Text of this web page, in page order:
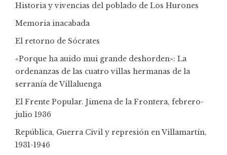
Historia y vivencias del poblado de Los Hurones
Memoria inacabada
El retorno de Sócrates
«Porque ha auido mui grande deshorden»: La
ordenanzas de las cuatro villas hermanas de la
serranía de Villaluenga
El Frente Popular. Jimena de la Frontera, febrero-
julio 1936
República, Guerra Civil y represión en Villamartín,
1931-1946